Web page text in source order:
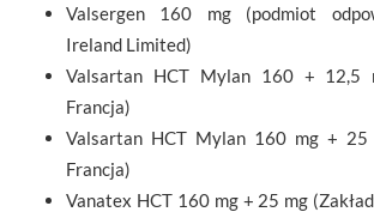
Valsergen 160 mg (podmiot
Ireland Limited)
Valsartan HCT Mylan 160 + 12,5
Francja)
Valsartan HCT Mylan 160 mg + 25
Francja)
Vanatex HCT 160 mg + 25 mg